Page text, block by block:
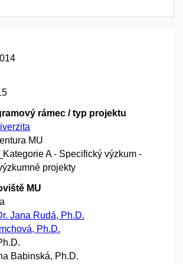
rámec / typ projektu
MU
A - Specifický výzkum -
projekty
MU
Jana Rudá, Ph.D.
Ph.D.
Babinská, Ph.D.